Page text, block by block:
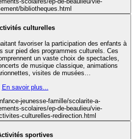
bibliotheques.html
culturelles
favoriser la participation des enfants à
sur pied des programmes culturels. Ces
un vaste choix de spectacles,
de musique classique, animations
visites de musées…
En savoir plus...
jeunesse-famille/scolarite-a-
scolaires/ep-de-beaulieu/vie-
culturelles-redirection.html
sportives